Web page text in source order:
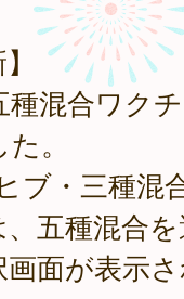
種混合ワク
。
ブ・三種混
五種混合
面が表示